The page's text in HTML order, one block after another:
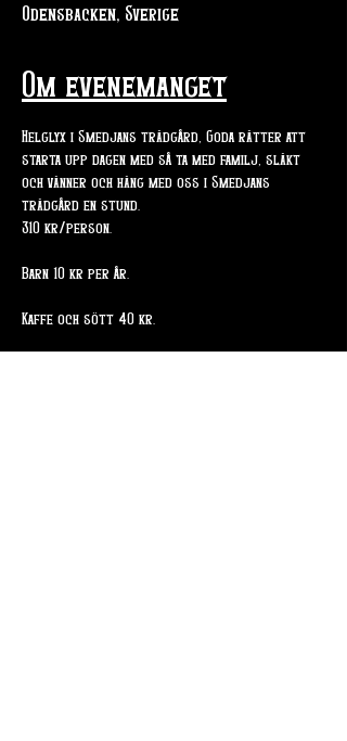
Odensbacken, Sverige
Om evenemanget
Helglyx i Smedjans trädgård, Goda rätter att
starta upp dagen med så ta med familj, släkt
och vänner och häng med oss i Smedjans
trädgård en stund.
310 kr/person.
Barn 10 kr per år.
Kaffe och sött 40 kr.